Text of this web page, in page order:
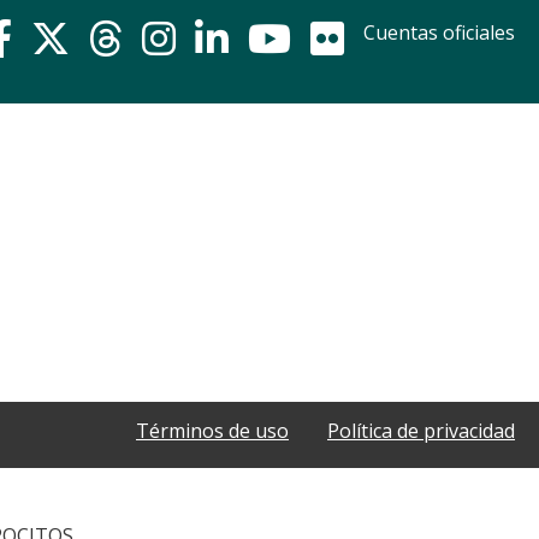
Cuentas oficiales
Términos de uso Política de privacidad